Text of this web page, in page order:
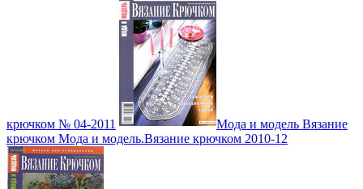
крючком № 04-2011
Мода и модель Вязание
крючком Мода и модель.Вязание крючком 2010-12